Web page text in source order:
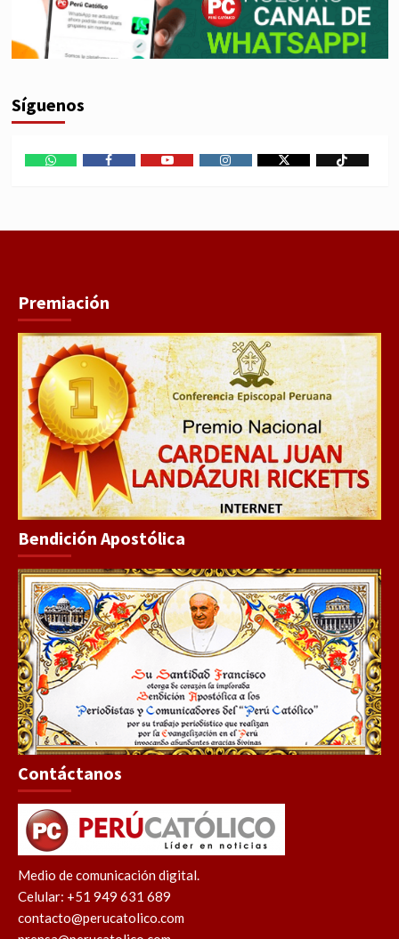
Síguenos
Premiación
Bendición Apostólica
Contáctanos
Medio de comunicación digital.
Celular: +51 949 631 689
contacto@perucatolico.com